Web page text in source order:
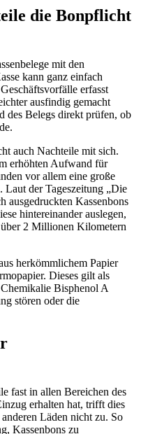
die Bonpflicht
mit den
kann ganz einfach
erfasst
ausfindig gemacht
des Belegs direkt prüfen, ob
auch Nachteile mit sich.
erhöhten Aufwand für
vor allem eine große
der Tageszeitung „Die
ausgedruckten Kassenbons
hintereinander auslegen,
2 Millionen Kilometern
herkömmlichem Papier
Dieses gilt als
Bisphenol A
stören oder die
fast in allen Bereichen des
erhalten hat, trifft dies
Läden nicht zu. So
Kassenbons zu